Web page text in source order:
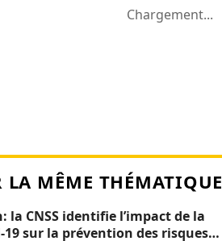
Chargement...
LA MÊME THÉMATIQUE
la CNSS identifie l’impact de la
19 sur la prévention des risques